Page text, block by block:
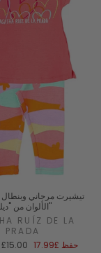
تيشيرت مرجاني
الألوان من "ديليا"
RUÍZ DE LA
PRADA
سعر
£15.00 حفظ £17.99